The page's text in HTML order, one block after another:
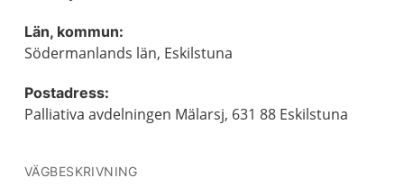
Län, kommun:
Södermanlands län, Eskilstuna
Postadress:
Palliativa avdelningen Mälarsj, 631 88 Eskilstuna
VÄGBESKRIVNING